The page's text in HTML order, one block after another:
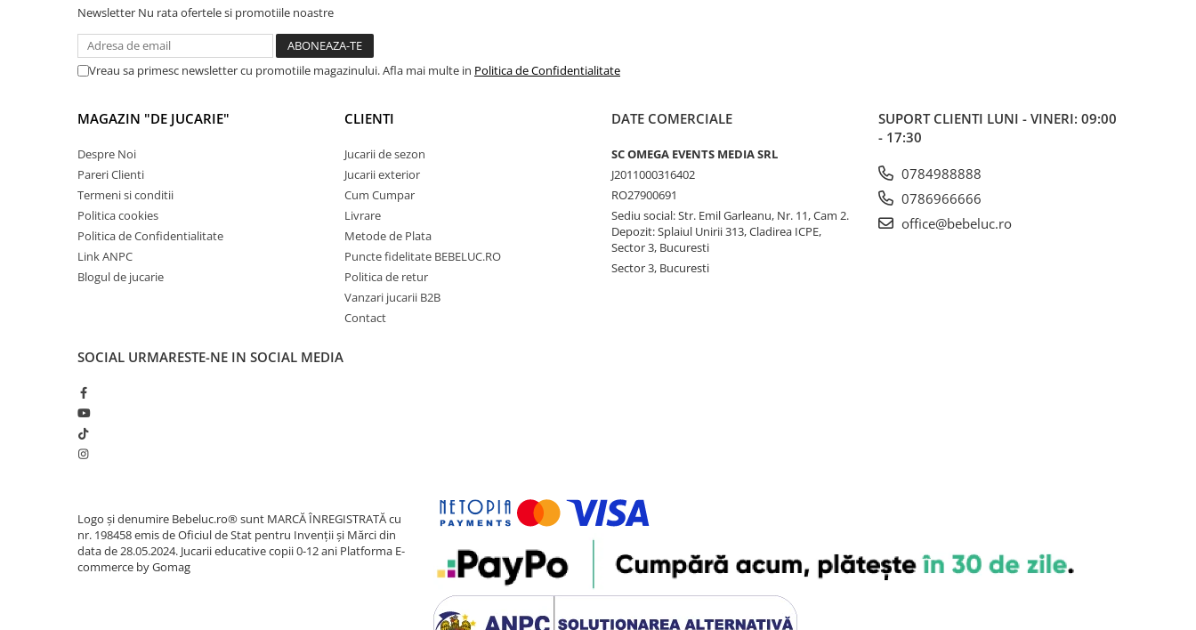
Penar baieti
Agenda copii
Etui Ochelari
Ghiozdan baieti
Ghiozdan fete
Sacose si Genti
Umbrela copii
Decoratiuni camera copilului
Produse de Curatenie
Jucarii exterior
Leagane copii
Karturi copii
Newsletter Nu rata ofertele si promotiile noastre
Vreau sa primesc newsletter cu promotiile magazinului. Afla mai multe in Politica de Confidentialitate
MAGAZIN "DE JUCARIE"
Despre Noi
Pareri Clienti
Termeni si conditii
Politica cookies
Politica de Confidentialitate
Link ANPC
Blogul de jucarie
CLIENTI
Jucarii de sezon
Jucarii exterior
Cum Cumpar
Livrare
Metode de Plata
Puncte fidelitate BEBELUC.RO
Politica de retur
Vanzari jucarii B2B
Contact
DATE COMERCIALE
SC OMEGA EVENTS MEDIA SRL
J2011000316402
RO27900691
Sediu social: Str. Emil Garleanu, Nr. 11, Cam 2.
Depozit: Splaiul Unirii 313, Cladirea ICPE,
Sector 3, Bucuresti
Sector 3, Bucuresti
SUPORT CLIENTI LUNI - VINERI: 09:00
- 17:30
0784988888
0786966666
office@bebeluc.ro
SOCIAL URMARESTE-NE IN SOCIAL MEDIA
Logo și denumire Bebeluc.ro® sunt MARCĂ ÎNREGISTRATĂ cu
nr. 198458 emis de Oficiul de Stat pentru Invenții și Mărci din
data de 28.05.2024. Jucarii educative copii 0-12 ani Platforma E-
commerce by Gomag